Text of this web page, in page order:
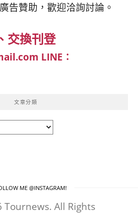
告贊助，歡迎洽詢討論。
交換刊登
LINE：
文章分類
ME @INSTAGRAM!
All Rights